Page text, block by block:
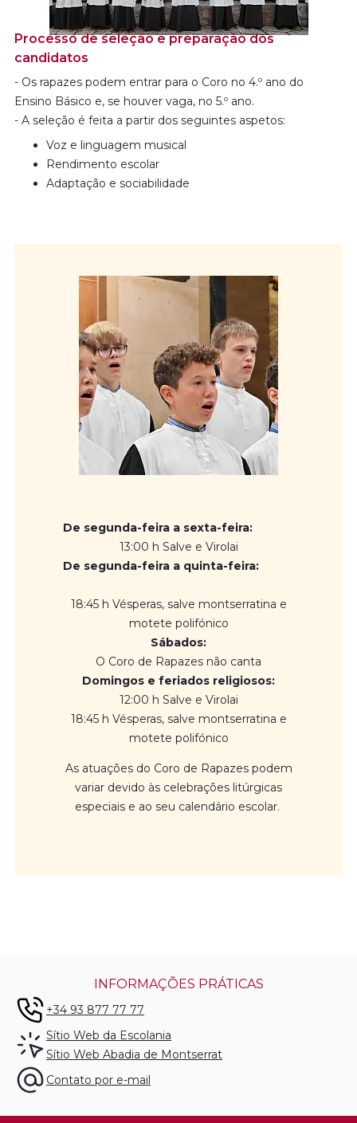
compositores e professores.
Graças ao Coro de Rapazes, a tradição do mosteiro
permite que alguns monges trabalhem na criação,
formação e produção musicais.
Processo de seleção e preparação dos
candidatos
- Os rapazes podem entrar para o Coro no 4.º ano do
Ensino Básico e, se houver vaga, no 5.º ano.
- A seleção é feita a partir dos seguintes aspetos:
Voz e linguagem musical
Rendimento escolar
Adaptação e sociabilidade
De segunda-feira a sexta-feira:
13:00 h Salve e Virolai
De segunda-feira a quinta-feira:
18:45 h Vésperas, salve montserratina e
motete polifónico
Sábados:
O Coro de Rapazes não canta
Domingos e feriados religiosos:
12:00 h Salve e Virolai
18:45 h Vésperas, salve montserratina e
motete polifónico
As atuações do Coro de Rapazes podem
variar devido às celebrações litúrgicas
especiais e ao seu calendário escolar.
INFORMAÇÕES PRÁTICAS
+34 93 877 77 77
Sítio Web da Escolania
Sítio Web Abadia de Montserrat
Contato por e-mail